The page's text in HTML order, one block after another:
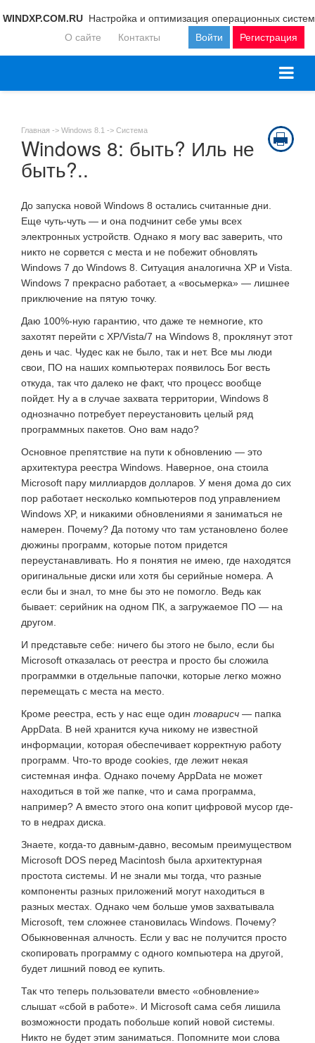
WINDXP.COM.RU Настройка и оптимизация операционных систем
Войти
Регистрация
О сайте Контакты
Главная -> Windows 8.1 -> Система
Windows 8: быть? Иль не
быть?..
До запуска новой Windows 8 остались считанные дни.
Еще чуть-чуть — и она подчинит себе умы всех
электронных устройств. Однако я могу вас заверить, что
никто не сорвется с места и не побежит обновлять
Windows 7 до Windows 8. Ситуация аналогична XP и Vista.
Windows 7 прекрасно работает, а «восьмерка» — лишнее
приключение на пятую точку.
Даю 100%-ную гарантию, что даже те немногие, кто
захотят перейти с XP/Vista/7 на Windows 8, проклянут этот
день и час. Чудес как не было, так и нет. Все мы люди
свои, ПО на наших компьютерах появилось Бог весть
откуда, так что далеко не факт, что процесс вообще
пойдет. Ну а в случае захвата территории, Windows 8
однозначно потребует переустановить целый ряд
программных пакетов. Оно вам надо?
Основное препятствие на пути к обновлению — это
архитектура реестра Windows. Наверное, она стоила
Microsoft пару миллиардов долларов. У меня дома до сих
пор работает несколько компьютеров под управлением
Windows XP, и никакими обновлениями я заниматься не
намерен. Почему? Да потому что там установлено более
дюжины программ, которые потом придется
переустанавливать. Но я понятия не имею, где находятся
оригинальные диски или хотя бы серийные номера. А
если бы и знал, то мне бы это не помогло. Ведь как
бывает: серийник на одном ПК, а загружаемое ПО — на
другом.
И представьте себе: ничего бы этого не было, если бы
Microsoft отказалась от реестра и просто бы сложила
программки в отдельные папочки, которые легко можно
перемещать с места на место.
Кроме реестра, есть у нас еще один товарисч — папка
AppData. В ней хранится куча никому не известной
информации, которая обеспечивает корректную работу
программ. Что-то вроде cookies, где лежит некая
системная инфа. Однако почему AppData не может
находиться в той же папке, что и сама программа,
например? А вместо этого она копит цифровой мусор где-
то в недрах диска.
Знаете, когда-то давным-давно, весомым преимуществом
Microsoft DOS перед Macintosh была архитектурная
простота системы. И не знали мы тогда, что разные
компоненты разных приложений могут находиться в
разных местах. Однако чем больше умов захватывала
Microsoft, тем сложнее становилась Windows. Почему?
Обыкновенная алчность. Если у вас не получится просто
скопировать программу с одного компьютера на другой,
будет лишний повод ее купить.
Так что теперь пользователи вместо «обновление»
слышат «сбой в работе». И Microsoft сама себя лишила
возможности продать побольше копий новой системы.
Никто не будет этим заниматься. Попомните мои слова